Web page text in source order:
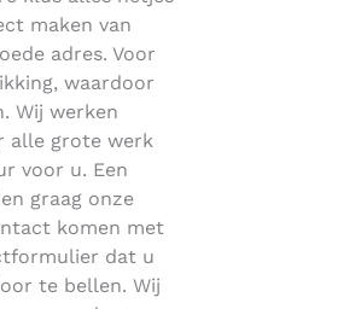
maken van
adres. Voor
waardoor
Wij werken
alle grote werk
voor u. Een
graag onze
komen met
dat u
te bellen. Wij